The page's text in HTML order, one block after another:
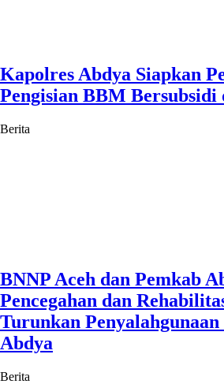
Kapolres Abdya Siapkan
Pengisian BBM Bersubsidi
Berita
BNNP Aceh dan Pemkab
Pencegahan dan
Turunkan
Abdya
Berita